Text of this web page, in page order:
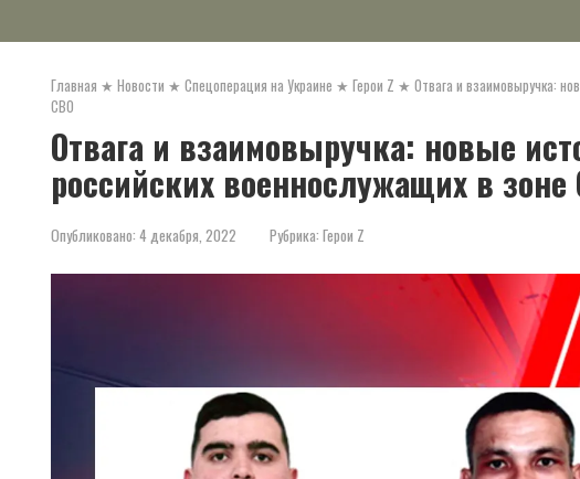
Главная ★ Новости ★ Спецоперация на Украине ★ Герои Z ★ Отвага и взаимовыручка:
СВО
Отвага и взаимовыручка: новые
российских военнослужащих в
Опубликовано: 4 декабря, 2022 Рубрика: Герои Z